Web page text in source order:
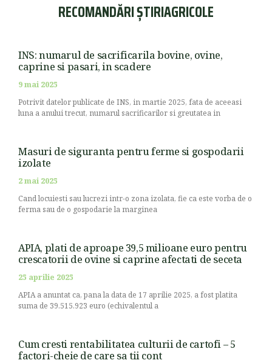
RECOMANDĂRI ȘTIRIAGRICOLE
INS: numarul de sacrificarila bovine, ovine,
caprine si pasari, in scadere
9 mai 2025
Potrivit datelor publicate de INS, in martie 2025, fata de aceeasi
luna a anului trecut, numarul sacrificarilor si greutatea in
Masuri de siguranta pentru ferme si gospodarii
izolate
2 mai 2025
Cand locuiesti sau lucrezi intr-o zona izolata, fie ca este vorba de o
ferma sau de o gospodarie la marginea
APIA, plati de aproape 39,5 milioane euro pentru
crescatorii de ovine si caprine afectati de seceta
25 aprilie 2025
APIA a anuntat ca, pana la data de 17 aprilie 2025, a fost platita
suma de 39.515.923 euro (echivalentul a
Cum cresti rentabilitatea culturii de cartofi – 5
factori-cheie de care sa tii cont